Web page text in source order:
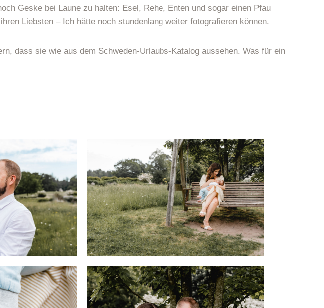
Geske bei Laune zu halten: Esel, Rehe, Enten und sogar einen Pfau
Liebsten – Ich hätte noch stundenlang weiter fotografieren können.
dass sie wie aus dem Schweden-Urlaubs-Katalog aussehen. Was für ein